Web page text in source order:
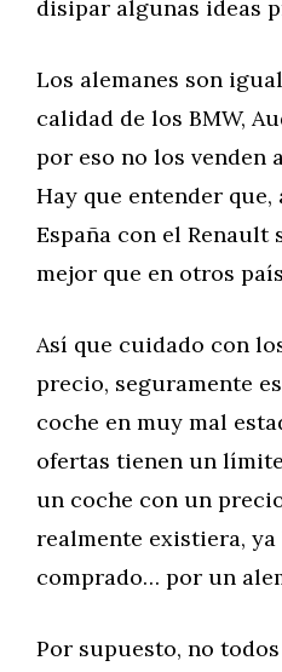
disipar algunas ideas
Los alemanes son
calidad de los BMW,
por eso no los venden
Hay que entender
España con el Renault
mejor que en otros
Así que cuidado con
precio, seguramente
coche en muy mal
ofertas tienen un
un coche con un
realmente existiera,
comprado… por un
Por supuesto, no